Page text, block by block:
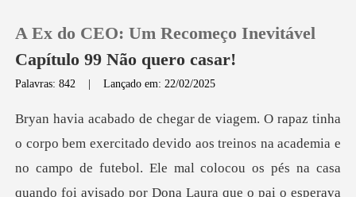
0
A Ex do CEO: Um Recomeço Inevitável
Capítulo 99 Não quero casar!
Palavras: 842 |Lançado em: 22/02/2025
devido aos treinos na academia e
no campo de futebol. Ele mal colocou os pés